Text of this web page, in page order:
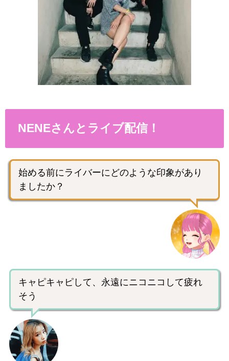
NENEさんとライブ配信！
始める前にライバーにどのような印象があり
ましたか？
キャピキャピして、永遠にニコニコして疲れ
そう